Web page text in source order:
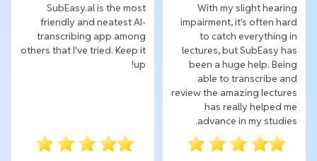
With my slight hearing
impairment, it's often hard
to catch everything in
lectures, but SubEasy has
been a huge help. Being
able to transcribe and
review the amazing lectures
has really helped me
advance in my studies.
SubEasy.al is the most
friendly and neatest AI-
transcribing app among
others that I've tried. Keep it
up!